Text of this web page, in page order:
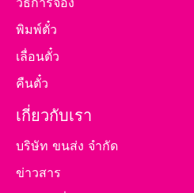
พิมพ์ตั๋ว
เลื่อนตั๋ว
คืนตั๋ว
เกี่ยวกับเรา
บริษัท ขนส่ง จำกัด
ข่าวสาร